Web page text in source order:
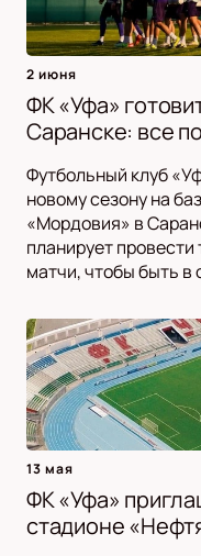
2 июня
ФК «Уфа»
Саранске: все
Футбольный клуб
новому сезону на
«Мордовия» в
планирует
матчи, чтобы быть
13 мая
ФК «Уфа»
стадионе